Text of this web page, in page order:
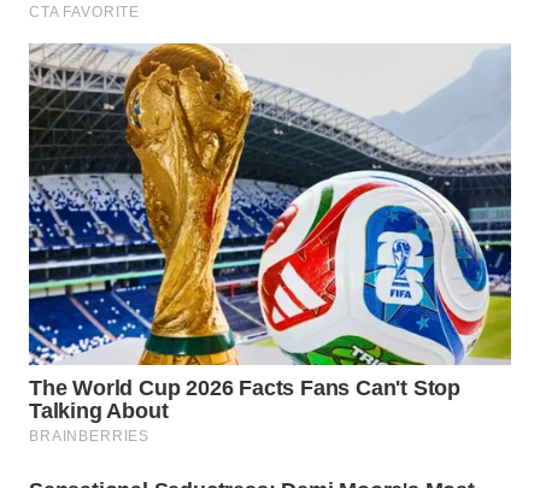
WN
BINJAI
WN
CIREBON
WN
INDRAMAYU
WN
KUNINGAN
WN
MAJALENGKA